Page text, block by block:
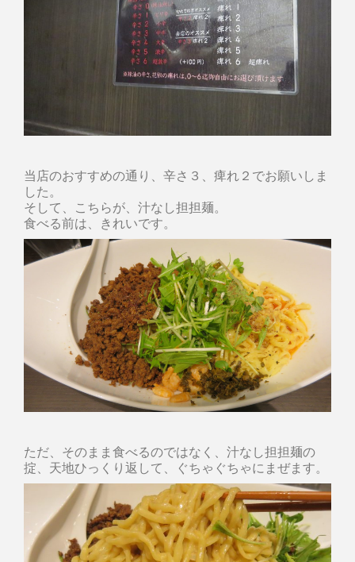
当店のおすすめの通り、辛さ３、痺れ２でお願いしま
した。
そして、こちらが、汁なし担担麺。
食べる前は、きれいです。
ただ、そのまま食べるのではなく、汁なし担担麺の
掟、天地ひっくり返して、ぐちゃぐちゃにまぜます。